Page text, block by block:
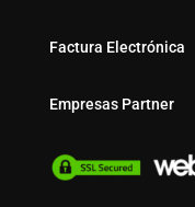
Factura Electrónica
Empresas Partner